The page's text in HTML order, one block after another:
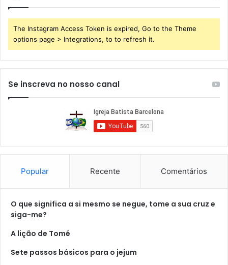
The Instagram Access Token is expired, Go to the Theme
options page > Integrations, to to refresh it.
Se inscreva no nosso canal
Popular Recente Comentários
O que significa a si mesmo se negue, tome a sua cruz e
siga-me?
A lição de Tomé
Sete passos básicos para o jejum